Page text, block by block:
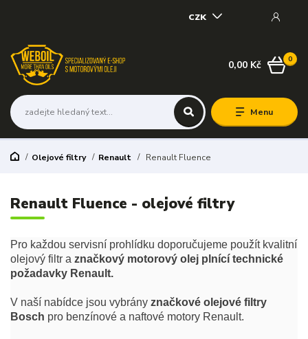
Menu
CZK
0
0,00 Kč
Olejové filtry Renault Renault Fluence
Renault Fluence - olejové filtry
Pro každou servisní prohlídku doporučujeme použít kvalitní
olejový filtr a značkový motorový olej plnící technické
požadavky Renault.
V naší nabídce jsou vybrány značkové olejové filtry
Bosch pro benzínové a naftové motory Renault.